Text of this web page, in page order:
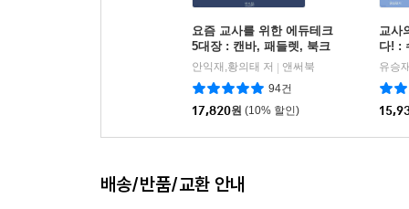
요즘 교사를 위한 에듀테크
5대장 : 캔바, 패들렛, 북크
리에이터, 노션, 챗GPT?제
안익재,황의태 저
앤써북
94건
17,820원 (10% 할인)
교사
다! :
30가
유승
배송/반품/교환 안내